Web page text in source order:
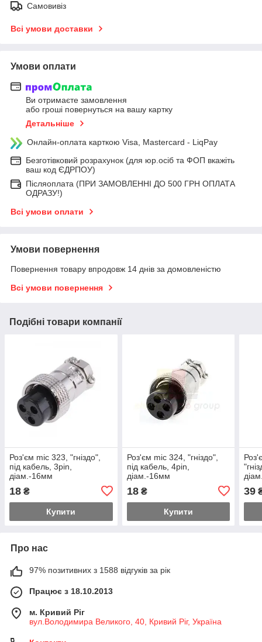
Самовивіз
Всі умови доставки
Умови оплати
Ви отримаєте замовлення
або гроші повернуться на вашу картку
Детальніше
Онлайн-оплата карткою Visa, Mastercard - LiqPay
Безготівковий розрахунок (для юр.осіб та ФОП вкажіть
ваш код ЄДРПОУ)
Післяоплата (ПРИ ЗАМОВЛЕННІ ДО 500 ГРН ОПЛАТА
ОДРАЗУ!)
Всі умови оплати
Умови повернення
Повернення товару впродовж 14 днів за домовленістю
Всі умови повернення
Подібні товари компанії
Роз'єм mic 323, "гніздо",
під кабель, 3pin,
діам.-16мм
18 ₴
Купити
Роз'єм mic 324, "гніздо",
під кабель, 4pin,
діам.-16мм
18₴
Купити
39
Про нас
97% позитивних з 1588 відгуків за рік
Працює з 18.10.2013
м. Кривий Ріг
вул.Володимира Великого, 40, Кривий Ріг, Україна